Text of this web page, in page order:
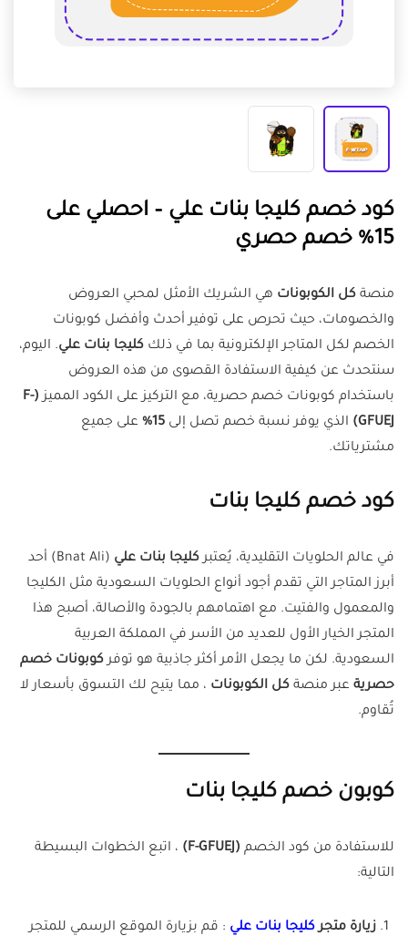
كود خصم كليجا بنات علي – احصلي على
15% خصم حصري
منصة كل الكوبونات هي الشريك الأمثل لمحبي العروض
والخصومات، حيث تحرص على توفير أحدث وأفضل كوبونات
الخصم لكل المتاجر الإلكترونية بما في ذلك كليجا بنات علي. اليوم،
سنتحدث عن كيفية الاستفادة القصوى من هذه العروض
باستخدام كوبونات خصم حصرية، مع التركيز على الكود المميز (F-
GFUEJ)
الذي يوفر نسبة خصم تصل إلى 15%
على جميع
مشترياتك.
كود خصم كليجا بنات
في عالم الحلويات التقليدية، يُعتبركليجا بنات علي
(Bnat Ali) أحد
أبرز المتاجر التي تقدم أجود أنواع الحلويات السعودية مثل الكليجا
والمعمول والفتيت. مع اهتمامهم بالجودة والأصالة، أصبح هذا
المتجر الخيار الأول للعديد من الأسر في المملكة العربية
السعودية. لكن ما يجعل الأمر أكثر جاذبية هو توفركوبونات خصم
حصرية عبر منصة كل الكوبونات ، مما يتيح لك التسوق بأسعار لا
تُقاوم.
كوبون خصم كليجا بنات
للاستفادة من كود الخصم (F-GFUEJ)
، اتبع الخطوات البسيطة
التالية:
زيارة متجركليجا بنات علي : قم بزيارة الموقع الرسمي للمتجر